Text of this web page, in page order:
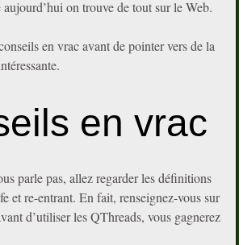
on trouve de tout sur le Web.
en vrac avant de pointer vers de la
en vrac
parle pas, allez regarder les définitions
et re-entrant. En fait, renseignez-vous sur
d’utiliser les QThreads, vous gagnerez